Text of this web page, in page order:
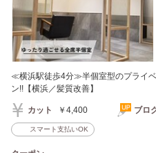
≪横浜駅徒歩4分≫半個室型のプライ
ン!!【横浜／髪質改善】
カット ￥4,400 ブロ
スマート支払いOK